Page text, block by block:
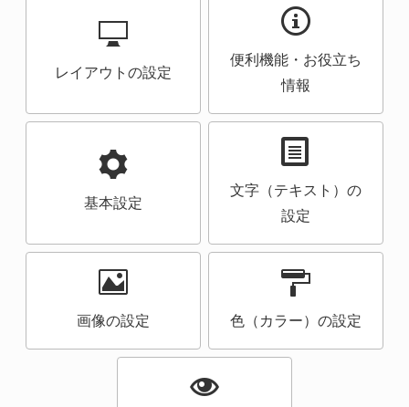
レイアウトの設定
便利機能・お役立ち
情報
基本設定
文字（テキスト）の
設定
画像の設定 色（カラー）の設定